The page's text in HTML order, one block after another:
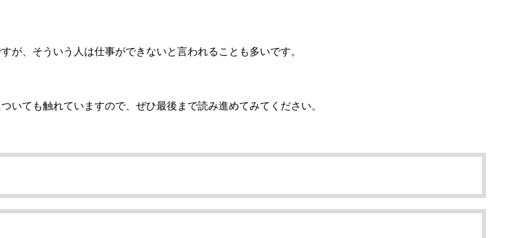
、そういう人は仕事ができないと言われることも多いです。
いても触れていますので、ぜひ最後まで読み進めてみてください。